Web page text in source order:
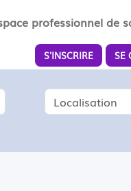
professionnel de
S'INSCRIRE SE
Localisation